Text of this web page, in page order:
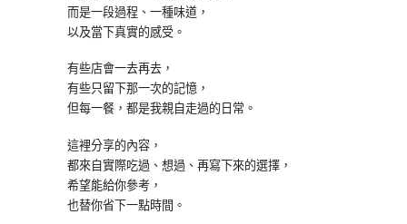
而是一段過程、一種味道，
以及當下真實的感受。
有些店會一去再去，
有些只留下那一次的記憶，
但每一餐，都是我親自走過的日常。
這裡分享的內容，
都來自實際吃過、想過、再寫下來的選擇，
希望能給你參考，
也替你省下一點時間。